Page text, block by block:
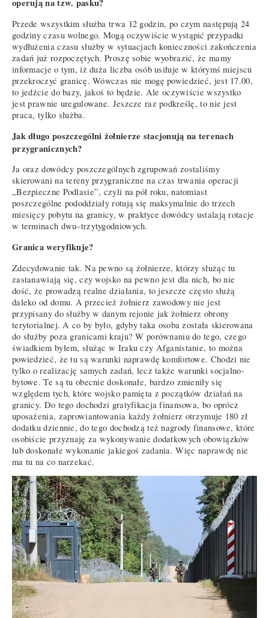
operują na tzw. pasku?
Przede wszystkim służba trwa 12 godzin, po czym następują 24
godziny czasu wolnego. Mogą oczywiście wystąpić przypadki
wydłużenia czasu służby w sytuacjach konieczności zakończenia
zadań już rozpoczętych. Proszę sobie wyobrazić, że mamy
informacje o tym, iż duża liczba osób usiłuje w którymś miejscu
przekroczyć granicę. Wówczas nie mogę powiedzieć, jest 17.00,
to jedźcie do bazy, jakoś to będzie. Ale oczywiście wszystko
jest prawnie uregulowane. Jeszcze raz podkreślę, to nie jest
praca, tylko służba.
Jak długo poszczególni żołnierze stacjonują na terenach
przygranicznych?
Ja oraz dowódcy poszczególnych zgrupowań zostaliśmy
skierowani na tereny przygraniczne na czas trwania operacji
„Bezpieczne Podlasie”, czyli na pół roku, natomiast
poszczególne pododdziały rotują się maksymalnie do trzech
miesięcy pobytu na granicy, w praktyce dowódcy ustalają rotacje
w terminach dwu–trzytygodniowych.
Granica weryfikuje?
Zdecydowanie tak. Na pewno są żołnierze, którzy służąc tu
zastanawiają się, czy wojsko na pewno jest dla nich, bo nie
dość, że prowadzą realne działania, to jeszcze często służą
daleko od domu. A przecież żołnierz zawodowy nie jest
przypisany do służby w danym rejonie jak żołnierz obrony
terytorialnej. A co by było, gdyby taka osoba została skierowana
do służby poza granicami kraju? W porównaniu do tego, czego
świadkiem byłem, służąc w Iraku czy Afganistanie, to można
powiedzieć, że tu są warunki naprawdę komfortowe. Chodzi nie
tylko o realizację samych zadań, lecz także warunki socjalno-
bytowe. Te są tu obecnie doskonałe, bardzo zmieniły się
względem tych, które wojsko pamięta z początków działań na
granicy. Do tego dochodzi gratyfikacja finansowa, bo oprócz
uposażenia, zaprowiantowania każdy żołnierz otrzymuje 180 zł
dodatku dziennie, do tego dochodzą też nagrody finansowe, które
osobiście przyznaję za wykonywanie dodatkowych obowiązków
lub doskonałe wykonanie jakiegoś zadania. Więc naprawdę nie
ma tu na co narzekać.